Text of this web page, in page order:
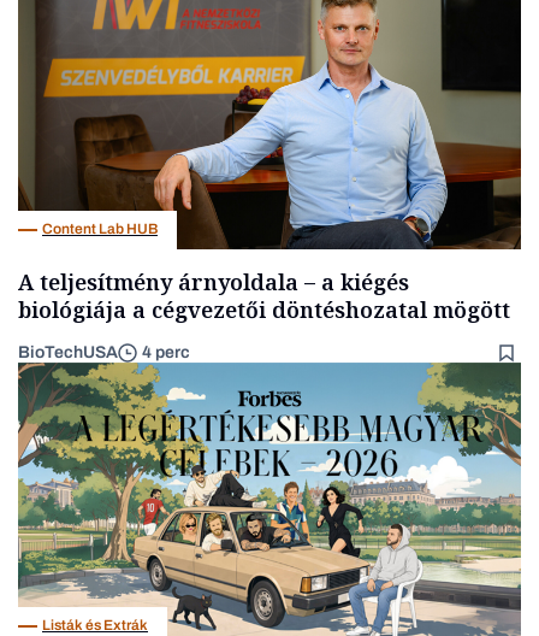
Content Lab HUB
A teljesítmény árnyoldala – a kiégés
biológiája a cégvezetői döntéshozatal mögött
BioTechUSA 4 perc
Listák és Extrák